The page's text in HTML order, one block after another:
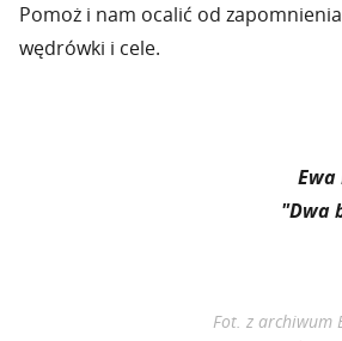
Pomoż i nam ocalić od
wędrówki i cele.
"Dwa
Fot. z archiwum